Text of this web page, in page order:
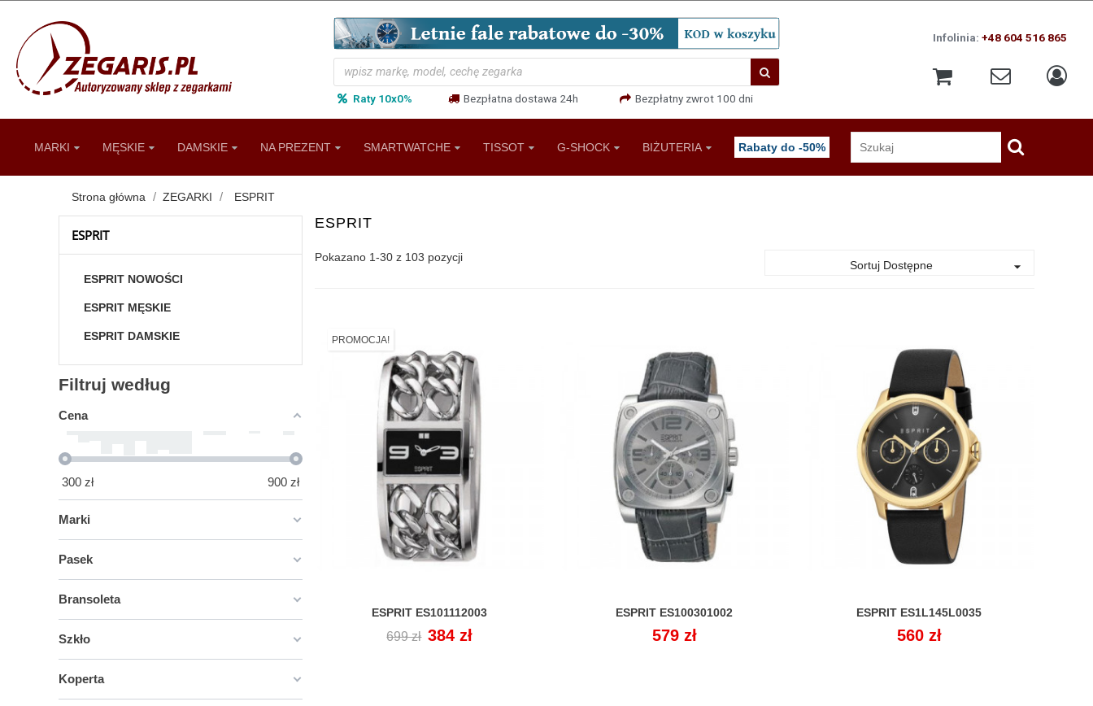
Raty 10x0% Bezpłatna dostawa 24h Bezpłatny zwrot 100 dni
Infolinia:+48 604 516 865
MARKI MĘSKIE DAMSKIE NA PREZENT SMARTWATCHE TISSOT G-SHOCK BIŻUTERIA Rabaty do -50%
Strona główna ZEGARKI ESPRIT
ESPRIT
ESPRIT NOWOŚCI
ESPRIT MĘSKIE
ESPRIT DAMSKIE
Filtruj według
Cena
300 zł 900 zł
Marki
Pasek
Bransoleta
Szkło
Koperta
ESPRIT
Pokazano 1-30 z 103 pozycji
Sortuj Dostępne 
PROMOCJA!
ESPRIT ES101112003
Cena
699 zł Cena
384 zł
 ESPRIT ES100301002
Cena
579 zł
 ESPRIT ES1L145L0035
Cena
560 zł
